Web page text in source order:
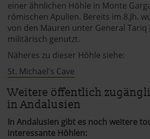
einer ähnlichen Höhle in Monte
römischen Apulien. Bereits im 8.Jh.
von den Mauren unter General Tariq
militärisch genutzt.
Näheres zu dieser Höhle siehe:
St. Michael's Cave
Weitere öffentlich
in Andalusien
In Andalusien gibt es noch weitere
interessante Höhlen: